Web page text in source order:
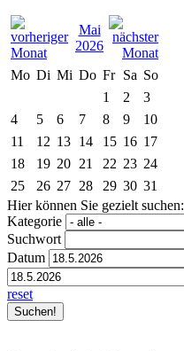
Mai
2026
Mo Di Mi Do Fr Sa So
1
2
3
4
5 6 7 8 9
10
11
12 13 14 15 16 17
18
19 20 21 22 23 24
25
26 27 28 29 30 31
Hier können Sie gezielt suchen:
Kategorie
Suchwort
Datum
reset